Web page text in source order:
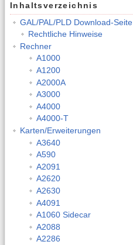
Inhaltsverzeichnis
GAL/PAL/PLD Download-Seite
Rechtliche Hinweise
Rechner
A1000
A1200
A2000A
A3000
A4000
A4000-T
Karten/Erweiterungen
A3640
A590
A2091
A2620
A2630
A4091
A1060 Sidecar
A2088
A2286